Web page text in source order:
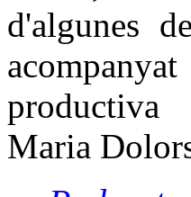
d'algunes
Maria